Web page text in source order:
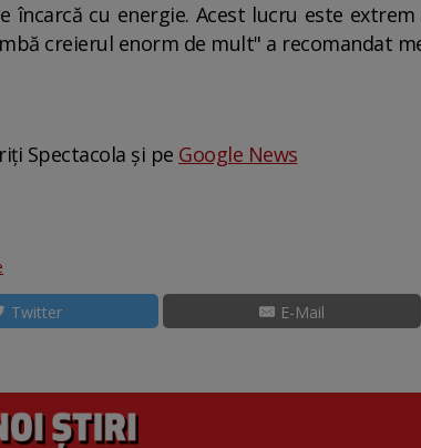
încarcă cu energie. Acest lucru este
creierul enorm de mult" a recomandat
Spectacola și pe Google News
Twitter E-Mail